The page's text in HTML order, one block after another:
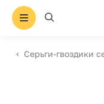
Серьги-гвоздики